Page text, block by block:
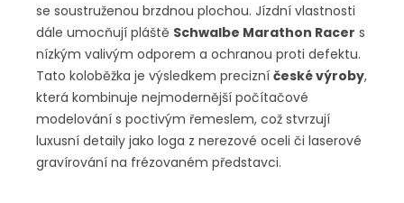
se soustruženou brzdnou plochou. Jízdní vlastnosti
dále umocňují pláště Schwalbe Marathon Racer s
nízkým valivým odporem a ochranou proti defektu.
Tato koloběžka je výsledkem precizní české výroby,
která kombinuje nejmodernější počítačové
modelování s poctivým řemeslem, což stvrzují
luxusní detaily jako loga z nerezové oceli či laserové
gravírování na frézovaném představci.